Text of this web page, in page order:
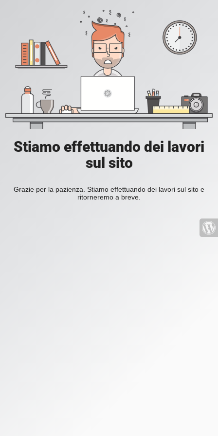
Stiamo effettuando dei lavori
sul sito
Grazie per la pazienza. Stiamo effettuando dei lavori sul sito e
ritorneremo a breve.